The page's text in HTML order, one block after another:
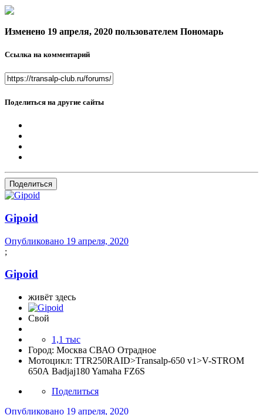
Изменено 19 апреля, 2020 пользователем Пономарь
Ссылка на комментарий
Поделиться на другие сайты
Поделиться
Gipoid
Опубликовано 19 апреля, 2020
;
Gipoid
живёт здесь
Свой
1,1 тыс
Город: Москва СВАО Отрадное
Мотоцикл: TTR250RAID>Тransalp-650 v1>V-STROM
650А Badjaj180 Yamaha FZ6S
Поделиться
Опубликовано 19 апреля, 2020